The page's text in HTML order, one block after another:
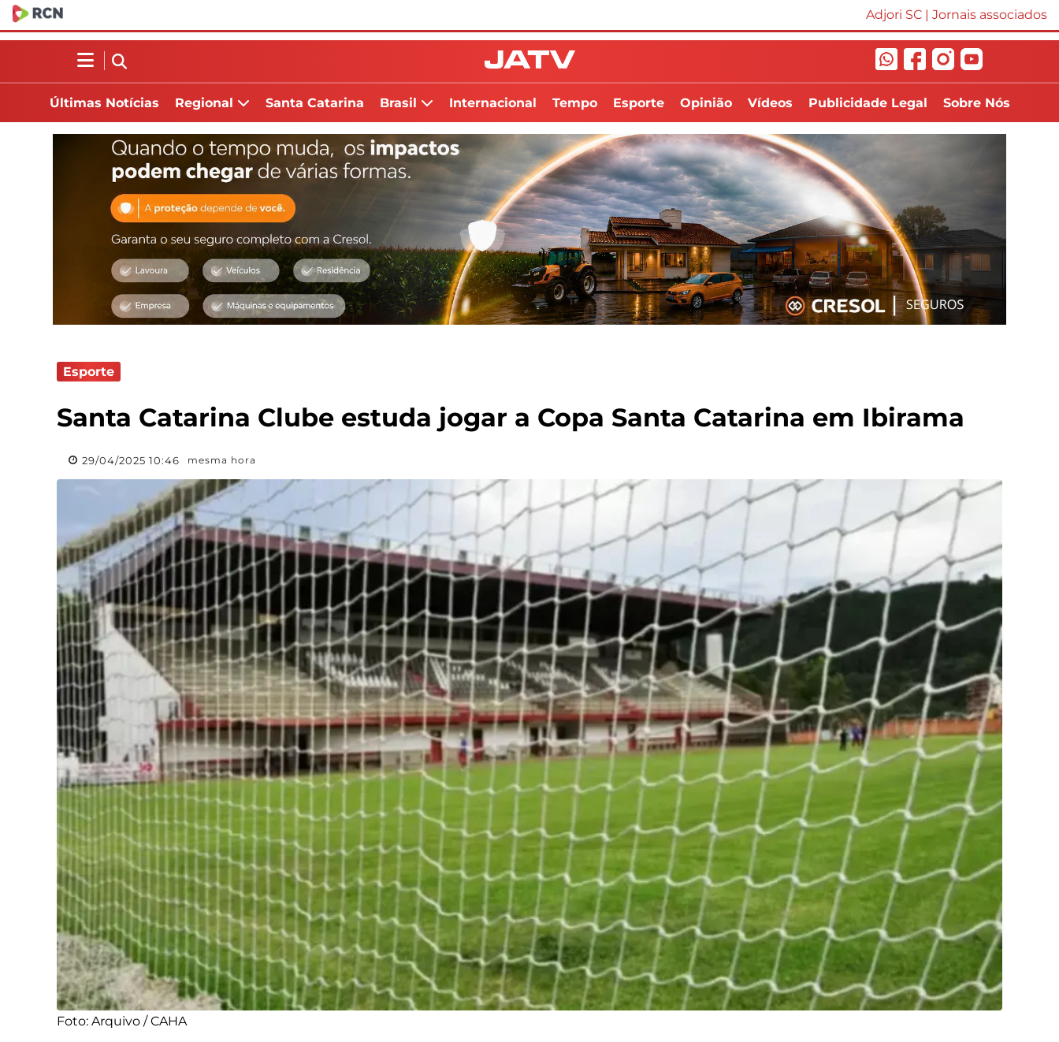
Adjori SC | Jornais associados
Últimas Notícias Regional Santa Catarina Brasil Internacional Tempo Esporte Opinião Vídeos Publicidade Legal Sobre Nós
Esporte
Santa Catarina Clube estuda jogar a Copa Santa Catarina em Ibirama
29/04/2025 10:46 mesma hora
Foto: Arquivo / CAHA